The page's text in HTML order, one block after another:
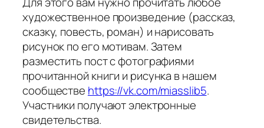
художественное произведение (рассказ,
сказку, повесть, роман) и нарисовать
рисунок по его мотивам. Затем
разместить пост с фотографиями
прочитанной книги и рисунка в нашем
сообществе https://vk.com/miasslib5.
Участники получают электронные
свидетельства.